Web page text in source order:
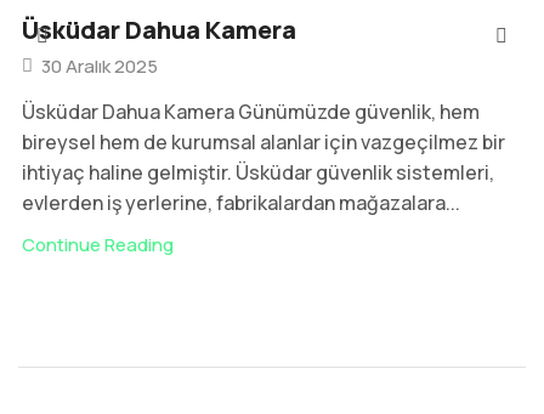
Üsküdar Dahua Kamera
30 Aralık 2025
Üsküdar Dahua Kamera Günümüzde güvenlik, hem
bireysel hem de kurumsal alanlar için vazgeçilmez bir
ihtiyaç haline gelmiştir. Üsküdar güvenlik sistemleri,
evlerden iş yerlerine, fabrikalardan mağazalara...
Continue Reading